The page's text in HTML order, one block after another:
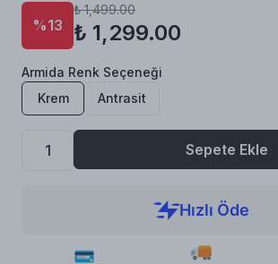
%13
₺ 1,499.00
₺ 1,299.00
Armida Renk Seçeneği
Krem
Antrasit
Sepete Ekle